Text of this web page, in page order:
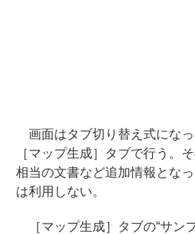
画面はタブ切り替え式にな
［マップ生成］タブで行う。
相当の文書など追加情報とな
は利用しない。
［マップ生成］タブの“サン